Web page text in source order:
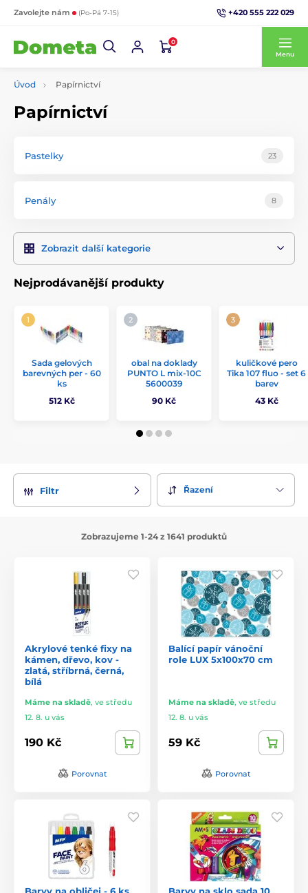
Zavolejte nám (Po-Pá 7-15) +420 555 222 029
0
Menu
Úvod Papírnictví
Papírnictví
Pastelky 23
Penály 8
Zobrazit další kategorie
Nejprodávanější produkty
Sada gelových
barevných per - 60
ks
512 Kč
obal na doklady
PUNTO L mix-10C
5600039
90 Kč
kuličkové pero
Tika 107 fluo - set 6
barev
43 Kč
Filtr Řazení
Zobrazujeme 1-24 z 1641 produktů
Akrylové tenké fixy na
kámen, dřevo, kov -
zlatá, stříbrná, černá,
bílá
Máme na skladě, ve středu
12. 8. u vás
190 Kč
Porovnat
Balící papír vánoční
role LUX 5x100x70 cm
Máme na skladě, ve středu
12. 8. u vás
59 Kč
Porovnat
Barvy na obličej - 6 ks
Barvy na sklo sada 10